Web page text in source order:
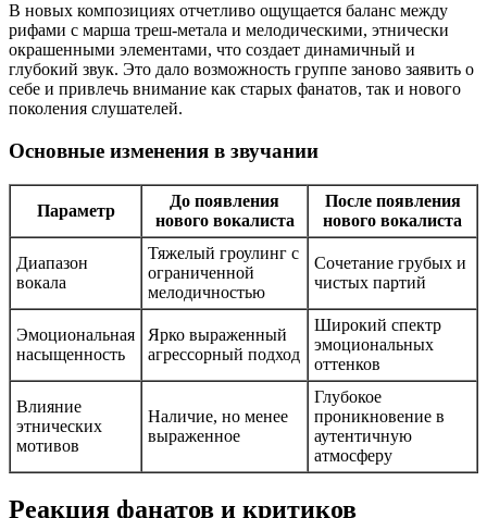
В новых композициях отчетливо ощущается баланс между
рифами с марша треш-метала и мелодическими, этнически
окрашенными элементами, что создает динамичный и
глубокий звук. Это дало возможность группе заново заявить о
себе и привлечь внимание как старых фанатов, так и нового
поколения слушателей.
Основные изменения в звучании
Параметр
До появления
нового вокалиста
После появления
нового вокалиста
Диапазон
вокала
Тяжелый гроулинг с
ограниченной
мелодичностью
Сочетание грубых и
чистых партий
Эмоциональная
насыщенность
Ярко выраженный
агрессорный подход
Широкий спектр
эмоциональных
оттенков
Влияние
этнических
мотивов
Наличие, но менее
выраженное
Глубокое
проникновение в
аутентичную
атмосферу
Реакция фанатов и критиков